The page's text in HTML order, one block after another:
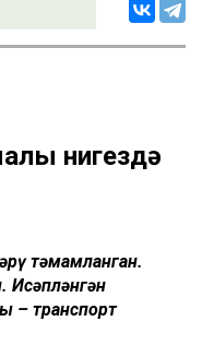
нигездә
тәмамланган.
Исәпләнгән
– транспорт